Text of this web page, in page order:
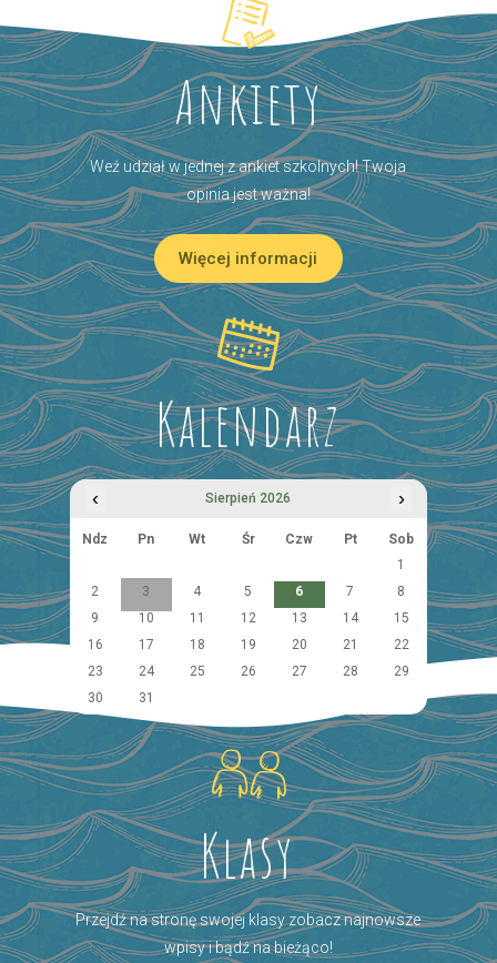
Ankiety
Weź udział w jednej z ankiet szkolnych! Twoja
opinia jest ważna!
Więcej informacji
Kalendarz
‹ Sierpień 2026 ›
Ndz Pn Wt Śr Czw Pt
Sob
1
2
3 4 5 6 7
8
9
10 11 12 13 14
15
16
17 18 19 20 21
22
23
24 25 26 27 28
29
30
31
Klasy
Przejdź na stronę swojej klasy zobacz najnowsze
wpisy i bądź na bieżąco!